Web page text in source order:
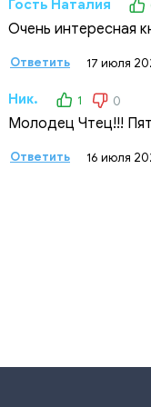
Гость Наталия
Очень интересная
Ответить 17 июля
Ник. 1 0
Молодец Чтец!!!
Ответить 16 июля